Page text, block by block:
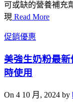
可或缺的營養補充
現 Read More
促銷優惠
美強生奶粉最
時使用
On 4 10 月, 2024 by